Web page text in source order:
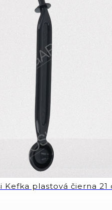
Kefka plastová čierna